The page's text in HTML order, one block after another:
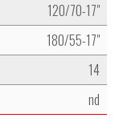
120/70-17"
180/55-17"
14
nd